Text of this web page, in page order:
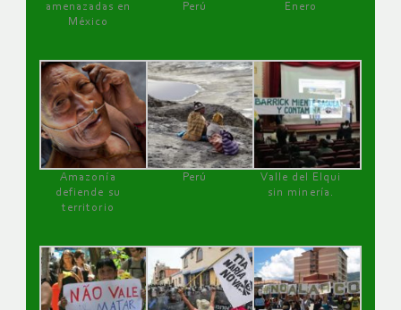
amenazadas en
México
Perú
Enero
Amazonía
defiende su
territorio
Perú
Valle del Elqui
sin minería.